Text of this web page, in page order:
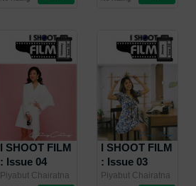
MAGAZINE
ภาพถ่าย/การ
MAGAZINE
ภาพถ่าย/การ
I SHOOT FILM
: Issue 04
(February
Piyabut Chairatna
I SHOOT FILM
: Issue 03
(January 2021)
Piyabut Chairatna